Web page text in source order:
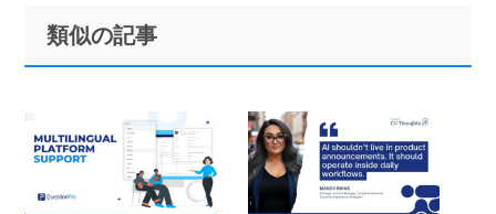
Primary
Sidebar
Footer
類似の記事